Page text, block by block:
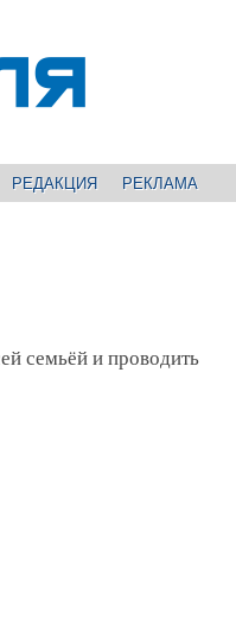
РЕДАКЦИЯ РЕКЛАМА
семьёй и проводить